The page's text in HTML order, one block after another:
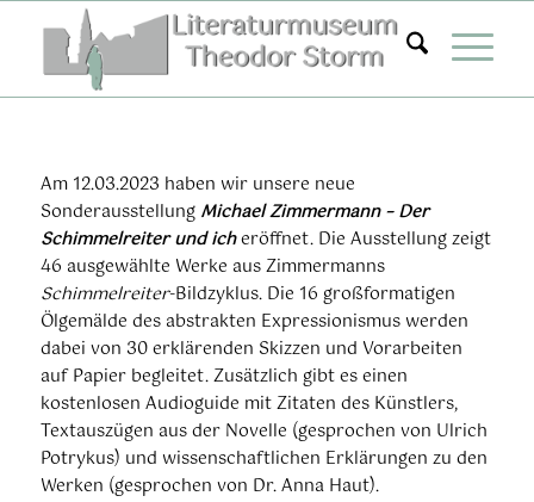
springen
Am 12.03.2023 haben wir unsere neue
Sonderausstellung Michael Zimmermann – Der
Schimmelreiter und icheröffnet. Die Ausstellung zeigt
46 ausgewählte Werke aus Zimmermanns
Schimmelreiter-Bildzyklus. Die 16 großformatigen
Ölgemälde des abstrakten Expressionismus werden
dabei von 30 erklärenden Skizzen und Vorarbeiten
auf Papier begleitet. Zusätzlich gibt es einen
kostenlosen Audioguide mit Zitaten des Künstlers,
Textauszügen aus der Novelle (gesprochen von Ulrich
Potrykus) und wissenschaftlichen Erklärungen zu den
Werken (gesprochen von Dr. Anna Haut).